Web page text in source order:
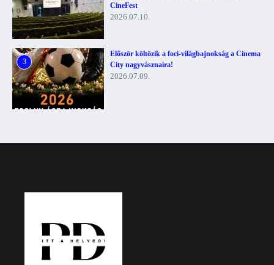
CineFest
2026.07.10.
3
Először költözik a foci-világbajnokság a Cinema
City nagyvásznaira!
2026.07.09.